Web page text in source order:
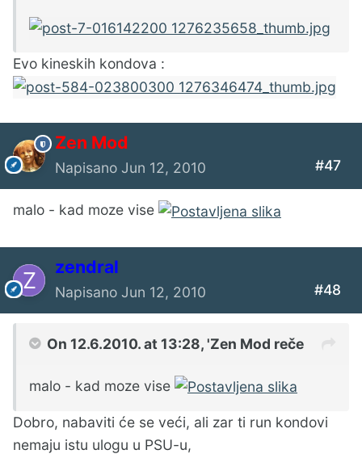
Evo kineskih kondova :
Zen Mod
Napisano Jun 12, 2010 #47
malo - kad moze vise
zendral
Napisano Jun 12, 2010 #48
On 12.6.2010. at 13:28, 'Zen Mod reče
malo - kad moze vise
Dobro, nabaviti će se veći, ali zar ti run kondovi
nemaju istu ulogu u PSU-u,